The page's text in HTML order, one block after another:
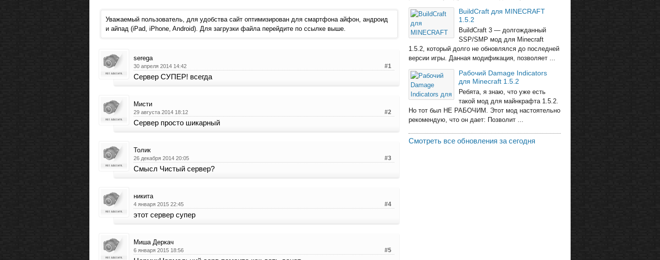
Уважаемый пользователь, для удобства сайт оптимизирован для смартфона айфон, андроид
и айпад (iPad, iPhone, Android). Для загрузки файла перейдите по ссылке выше.
serega
30 апреля 2014 14:42 #1
Сервер СУПЕР! всегда
Мисти
29 августа 2014 18:12 #2
Сервер просто шикарный
Толик
26 декабря 2014 20:05 #3
Cмысл Чистый сервер?
никита
4 января 2015 22:45 #4
этот сервер супер
Миша Деркач
6 января 2015 18:56 #5
BuildCraft для MINECRAFT
1.5.2
BuildCraft 3 — долгожданный
SSP/SMP мод для Minecraft
1.5.2, который долго не обновлялся до последней
версии игры. Данная модификация, позволяет ...
Рабочий Damage Indicators
для Minecraft 1.5.2
Ребята, я знаю, что уже есть
такой мод для майнкрафта 1.5.2.
Но тот был НЕ РАБОЧИМ. Этот мод настоятельно
рекомендую, что он дает: Позволит ...
Смотреть все обновления за сегодня